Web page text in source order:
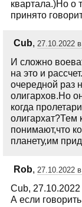
квартала.)Но о
принято
Cub, 27.10.2022
И сложно
на это и
очередной раз
олигархов.Но
когда
олигархат?Тем
понимают,что
планету,им
Rob, 27.10.2022
Cub, 27.10.2022
А если